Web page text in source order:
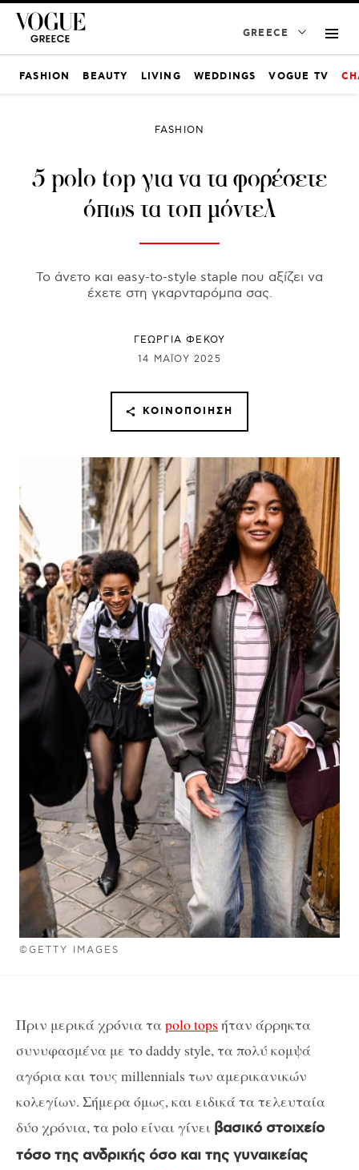
GREECE
FASHION BEAUTY LIVING WEDDINGS VOGUE TV
©GETTY IMAGES
FASHION
5 polo top για να τα φορέσετε
όπως τα τοπ μόντελ
Το άνετο και easy-to-style staple που αξίζει να
έχετε στη γκαρνταρόμπα σας.
ΓΕΩΡΓΙΑ ΦΕΚΟΥ
14 ΜΑΪ́ΟΥ 2025
ΚΟΙΝΟΠΟΊΗΣΗ
Πριν μερικά χρόνια ταpolo tops ήταν άρρηκτα
συνυφασμένα με το daddy style, τα πολύ κομψά
αγόρια και τους millennials των αμερικανικών
κολεγίων. Σήμερα όμως, και ειδικά τα τελευταία
δύο χρόνια, τα polo είναι γίνει βασικό στοιχείο
τόσο της ανδρικής όσο και της γυναικείας